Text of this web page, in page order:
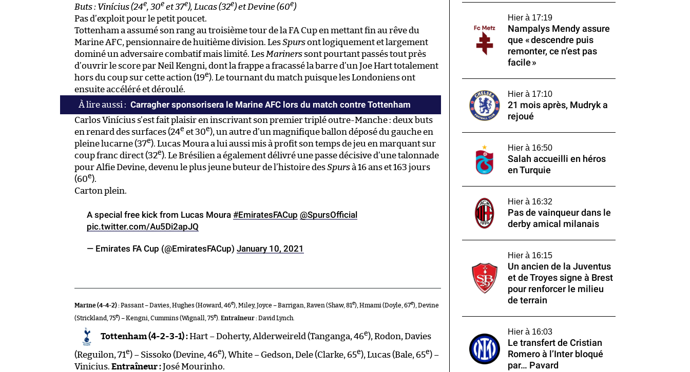
Buts : Vinícius (24e, 30e et 37e), Lucas (32e) et Devine (60e)
Pas d’exploit pour le petit poucet.
Tottenham a assumé son rang au troisième tour de la FA Cup en mettant fin au rêve du
Marine AFC, pensionnaire de huitième division. LesSpursont logiquement et largement
dominé un adversaire combatif mais limité. Les Mariners sont pourtant passés tout près
d’ouvrir le score par Neil Kengni, dont la frappe a fracassé la barre d’un Joe Hart totalement
hors du coup sur cette action (19e). Le tournant du match puisque les Londoniens ont
ensuite accéléré et déroulé.
Carragher sponsorisera le Marine AFC lors du match contre Tottenham
Carlos Vinícius s’est fait plaisir en inscrivant son premier triplé outre-Manche : deux buts
en renard des surfaces (24e et 30e), un autre d’un magnifique ballon déposé du gauche en
pleine lucarne (37e). Lucas Moura a lui aussi mis à profit son temps de jeu en marquant sur
coup franc direct (32e). Le Brésilien a également délivré une passe décisive d’une talonnade
pour Alfie Devine, devenu le plus jeune buteur de l’histoire desSpursà 16 ans et 163 jours
(60e).
Carton plein.
A special free kick from Lucas Moura #EmiratesFACup @SpursOfficial
pic.twitter.com/Au5Di2apJQ
— Emirates FA Cup (@EmiratesFACup) January 10, 2021
Marine (4-4-2) : Passant – Davies, Hughes (Howard, 46e), Miley, Joyce – Barrigan, Raven (Shaw, 81e), Hmami (Doyle, 67e), Devine
(Strickland, 75e) – Kengni, Cummins (Wignall, 75e). Entraîneur : David Lynch.
Tottenham (4-2-3-1) :Hart – Doherty, Alderweireld (Tanganga, 46e), Rodon, Davies
(Reguilon, 71e) – Sissoko (Devine, 46e), White – Gedson, Dele (Clarke, 65e), Lucas (Bale, 65e) –
Vinicius. Entraîneur :José Mourinho.
Hier à 17:19
Nampalys Mendy assure
que « descendre puis
remonter, ce n’est pas
facile »
Hier à 17:10
21 mois après, Mudryk a
rejoué
Hier à 16:50
Salah accueilli en héros
en Turquie
Hier à 16:32
Pas de vainqueur dans le
derby amical milanais
Hier à 16:15
Un ancien de la Juventus
et de Troyes signe à Brest
pour renforcer le milieu
de terrain
Hier à 16:03
Le transfert de Cristian
Romero à l’Inter bloqué
par… Pavard